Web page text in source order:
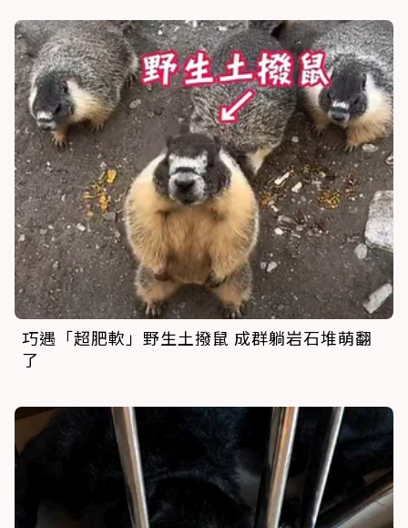
巧遇「超肥軟」野生土撥鼠 成群躺岩石堆萌翻
了